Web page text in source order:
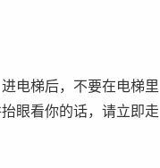
电梯后，不要在电梯里
眼看你的话，请立即走